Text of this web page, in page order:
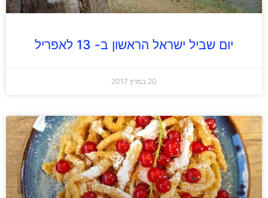
יום שביל ישראל הראשון ב- 13 לאפריל
20 במרץ 2017